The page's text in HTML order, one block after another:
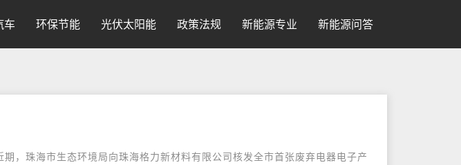
车 环保节能 光伏太阳能 政策法规 新能源专业 新能源问答
，珠海市生态环境局向珠海格力新材料有限公司核发全市首张废弃电器电子产